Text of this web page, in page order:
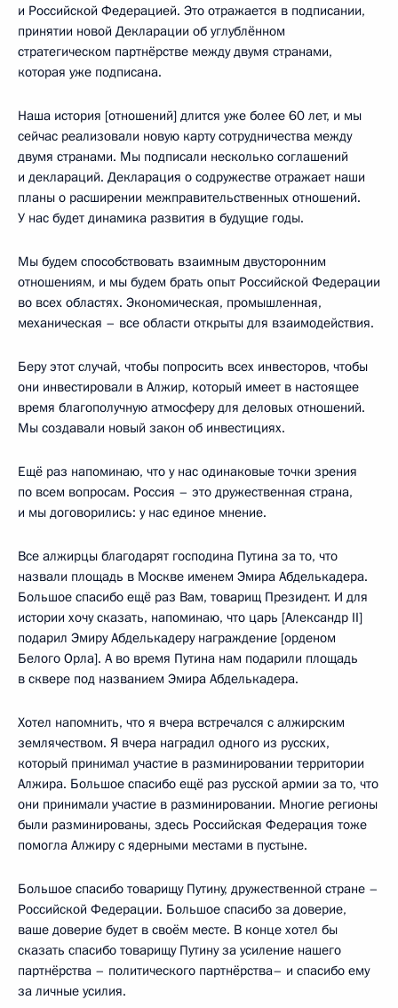
и Российской Федерацией. Это отражается в подписании,
принятии новой Декларации об углублённом
стратегическом партнёрстве между двумя странами,
которая уже подписана.
Наша история [отношений] длится уже более 60 лет, и мы
сейчас реализовали новую карту сотрудничества между
двумя странами. Мы подписали несколько соглашений
и деклараций. Декларация о содружестве отражает наши
планы о расширении межправительственных отношений.
У нас будет динамика развития в будущие годы.
Мы будем способствовать взаимным двусторонним
отношениям, и мы будем брать опыт Российской Федерации
во всех областях. Экономическая, промышленная,
механическая – все области открыты для взаимодействия.
Беру этот случай, чтобы попросить всех инвесторов, чтобы
они инвестировали в Алжир, который имеет в настоящее
время благополучную атмосферу для деловых отношений.
Мы создавали новый закон об инвестициях.
Ещё раз напоминаю, что у нас одинаковые точки зрения
по всем вопросам. Россия – это дружественная страна,
и мы договорились: у нас единое мнение.
Все алжирцы благодарят господина Путина за то, что
назвали площадь в Москве именем Эмира Абделькадера.
Большое спасибо ещё раз Вам, товарищ Президент. И для
истории хочу сказать, напоминаю, что царь [Александр II]
подарил Эмиру Абделькадеру награждение [орденом
Белого Орла]. А во время Путина нам подарили площадь
в сквере под названием Эмира Абделькадера.
Хотел напомнить, что я вчера встречался с алжирским
землячеством. Я вчера наградил одного из русских,
который принимал участие в разминировании территории
Алжира. Большое спасибо ещё раз русской армии за то, что
они принимали участие в разминировании. Многие регионы
были разминированы, здесь Российская Федерация тоже
помогла Алжиру с ядерными местами в пустыне.
Большое спасибо товарищу Путину, дружественной стране –
Российской Федерации. Большое спасибо за доверие,
ваше доверие будет в своём месте. В конце хотел бы
сказать спасибо товарищу Путину за усиление нашего
партнёрства – политического партнёрства– и спасибо ему
за личные усилия.